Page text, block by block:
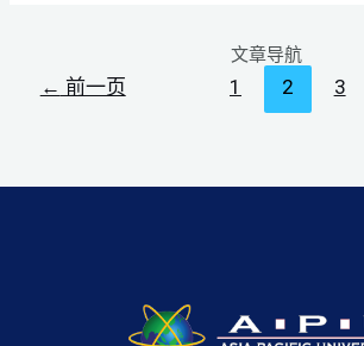
文章导航
← 前一页 1 2 3